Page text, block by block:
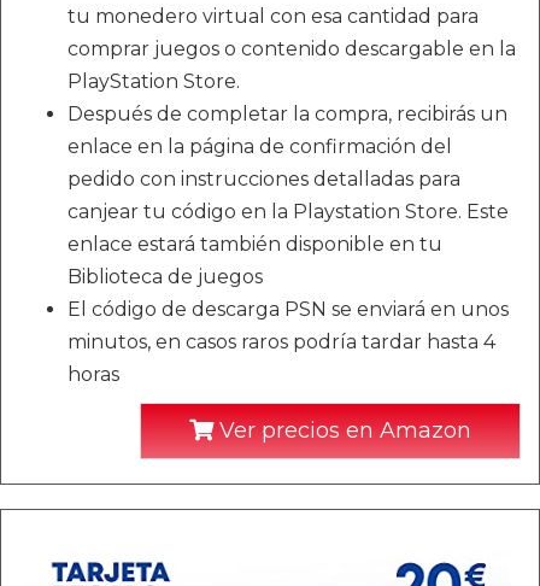
tu monedero virtual con esa cantidad para
comprar juegos o contenido descargable en la
PlayStation Store.
Después de completar la compra, recibirás un
enlace en la página de confirmación del
pedido con instrucciones detalladas para
canjear tu código en la Playstation Store. Este
enlace estará también disponible en tu
Biblioteca de juegos
El código de descarga PSN se enviará en unos
minutos, en casos raros podría tardar hasta 4
horas
Ver precios en Amazon